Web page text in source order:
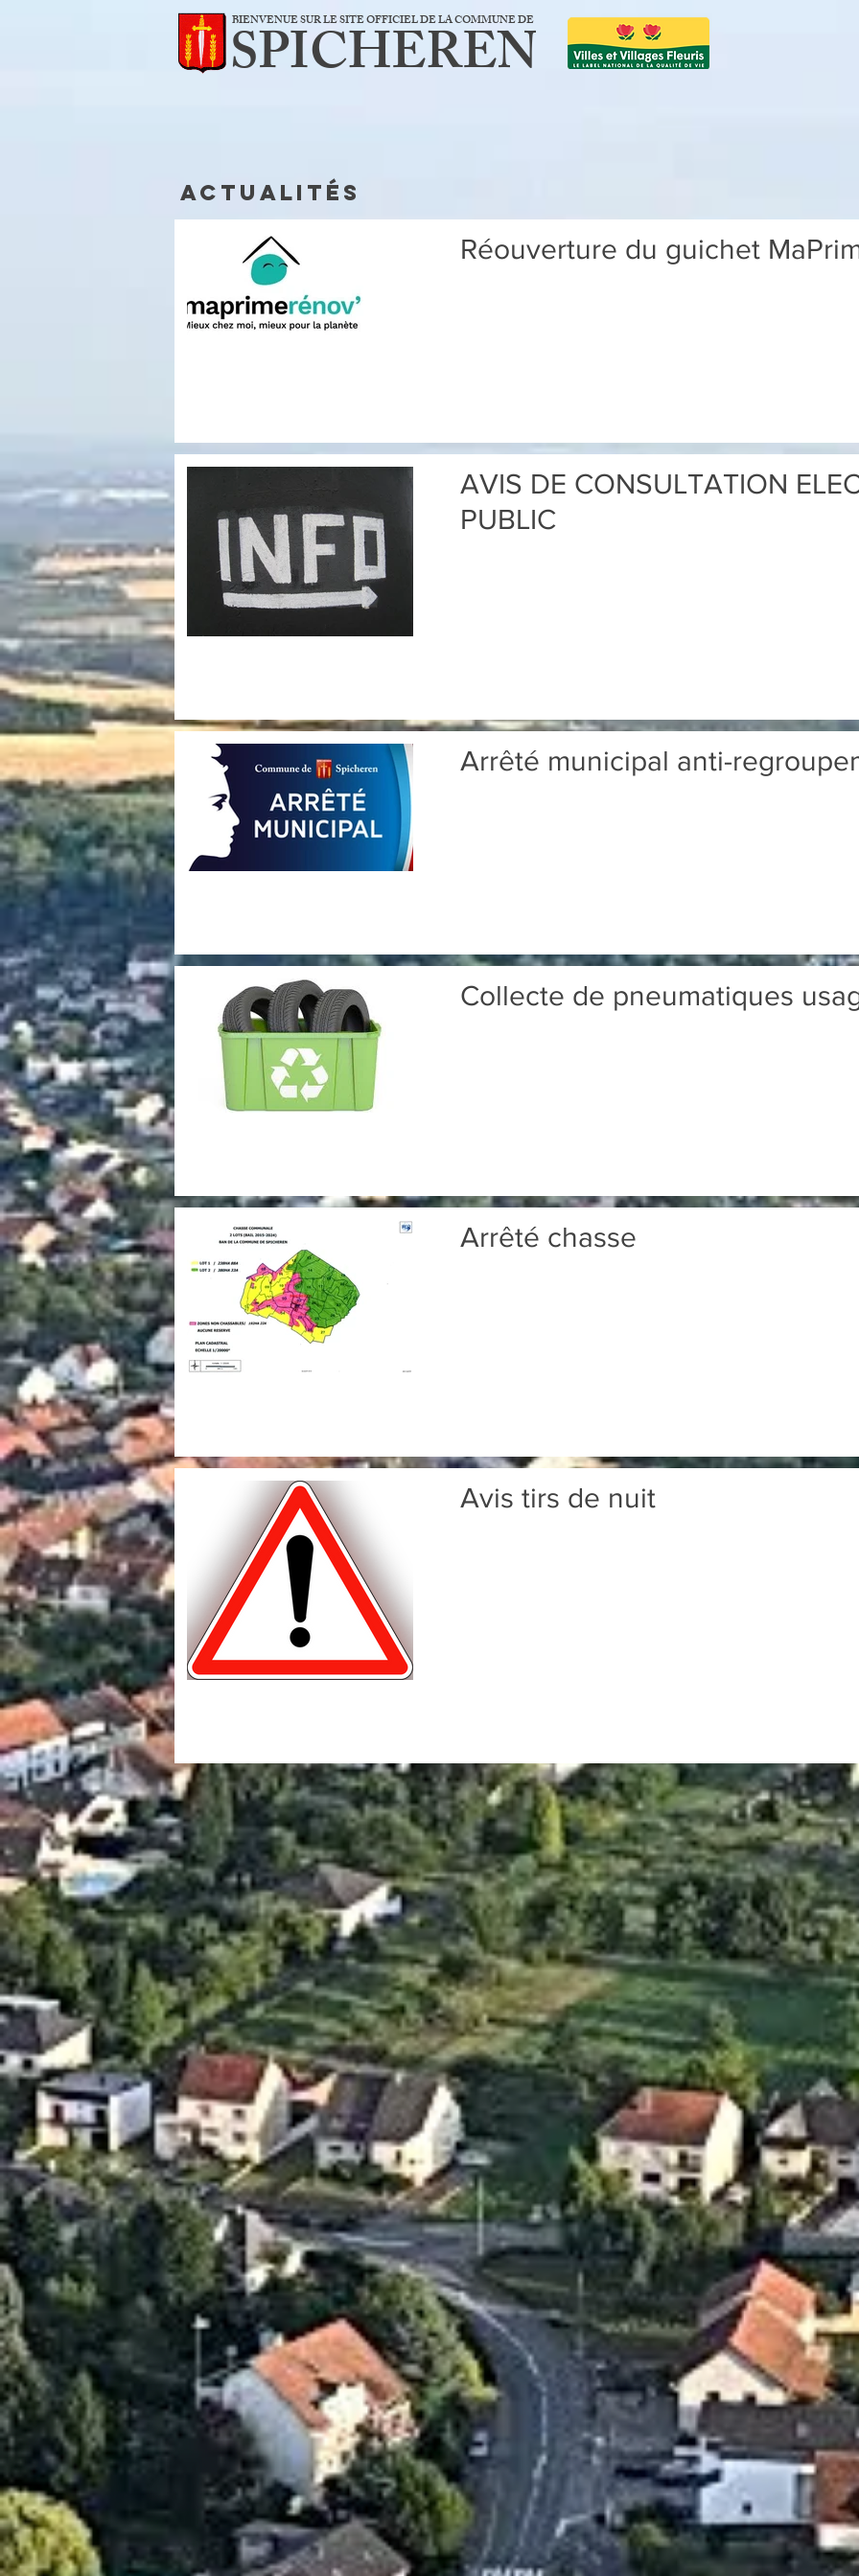
BIENVENUE SUR LE SITE OFFICIEL DE LA COMMUNE DE
SPICHEREN
Actualités
Réouverture du guichet
AVIS DE CONSULTATION
PUBLIC
Arrêté municipal anti-
Collecte de pneumatiques
Arrêté chasse
Avis tirs de nuit